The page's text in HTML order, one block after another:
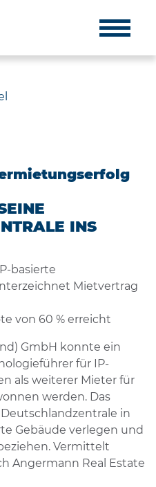
INS
basierte
Mietvertrag
von 60 % erreicht
GmbH konnte ein
für IP-
als weiterer Mieter für
werden. Das
in
Gebäude verlegen und
Vermittelt
Angermann Real Estate